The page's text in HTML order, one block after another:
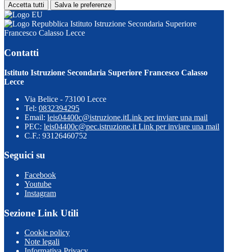
Accetta tutti Salva le preferenze
Istituto Istruzione Secondaria Superiore
Francesco Calasso Lecce
Contatti
Istituto Istruzione Secondaria Superiore Francesco Calasso
Lecce
Via Belice - 73100 Lecce
Tel: 0832394295
Email: leis04400c@istruzione.itLink per inviare una mail
PEC: leis04400c@pec.istruzione.it Link per inviare una mail
C.F.: 93126460752
Seguici su
Facebook
Youtube
Instagram
Sezione Link Utili
Cookie policy
Note legali